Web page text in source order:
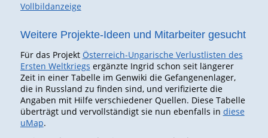
Vollbildanzeige
Weitere Projekte-Ideen und Mitarbeiter gesucht
Für das Projekt Österreich-Ungarische Verlustlisten des
Ersten Weltkriegs ergänzte Ingrid schon seit längerer
Zeit in einer Tabelle im Genwiki die Gefangenenlager,
die in Russland zu finden sind, und verifizierte die
Angaben mit Hilfe verschiedener Quellen. Diese Tabelle
überträgt und vervollständigt sie nun ebenfalls in diese
uMap.